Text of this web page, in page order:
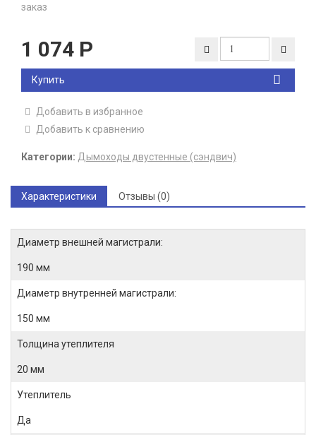
заказ
1 074 Р
Купить
Добавить в избранное
Добавить к сравнению
Категории: Дымоходы двустенные (сэндвич)
Характеристики Отзывы (0)
Диаметр внешней магистрали:
190 мм
Диаметр внутренней магистрали:
150 мм
Толщина утеплителя
20 мм
Утеплитель
Да